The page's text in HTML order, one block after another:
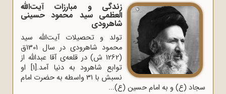
زندگی و مبارزات آیت‌الله
العظمی سید محمود حسینی
شاهرودی
تولد و تحصیلات آیت‌الله سید
محمود شاهرودی‌ در سال‌ 1301ق
(1262 ش) در قلعه‌ی‌ آقا عبدالله از
توابع‌ شاهرود به ‌دنیا آمد.[1] او
نسبش با 31 واسطه به حضرت امام
سجاد (ع) و به امام حسین (ع)...